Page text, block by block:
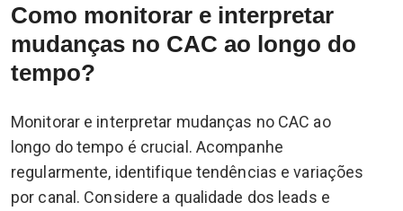
Como monitorar e interpretar
mudanças no CAC ao longo do
tempo?
Monitorar e interpretar mudanças no CAC ao
longo do tempo é crucial. Acompanhe
regularmente, identifique tendências e variações
por canal. Considere a qualidade dos leads e